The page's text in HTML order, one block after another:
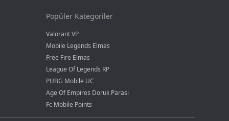
Popüler Kategoriler
Valorant VP
Mobile Legends Elmas
Free Fire Elmas
League Of Legends RP
PUBG Mobile UC
Age Of Empires Doruk Parası
Fc Mobile Points